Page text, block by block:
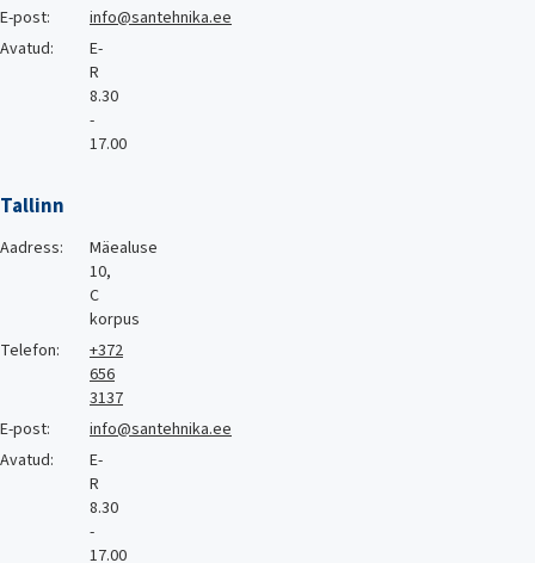
E-post:
info@santehnika.ee
Avatud:
E-
R
8.30
-
17.00
Tallinn
Aadress:
Mäealuse
10,
C
korpus
Telefon:
+372
656
3137
E-post:
info@santehnika.ee
Avatud:
E-
R
8.30
-
17.00